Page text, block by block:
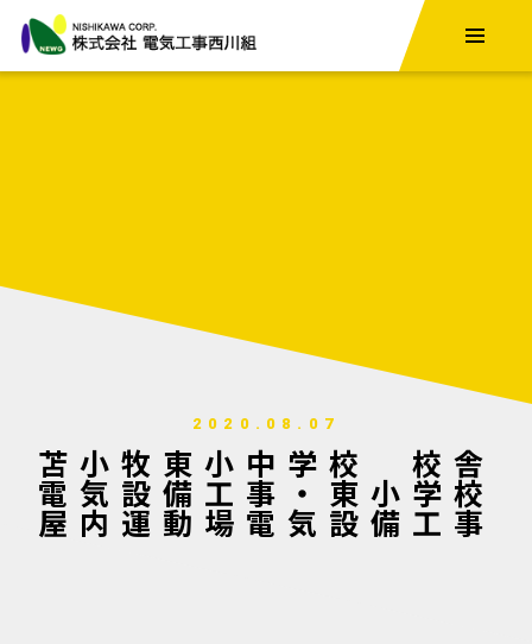
株式会社電気
お問い合わせ
2020.08.07
苫小牧東小中学校 校舎
電気設備工事・東小学校
屋内運動場電気設備工事